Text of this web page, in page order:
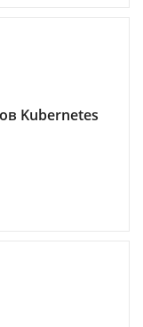
Kubernetes